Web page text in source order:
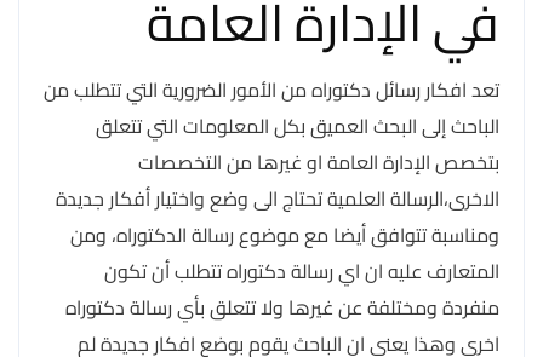
في الإدارة العامة
تعد افكار رسائل دكتوراه من الأمور الضرورية التي تتطلب من
الباحث إلى البحث العميق بكل المعلومات التي تتعلق
بتخصص الإدارة العامة او غيرها من التخصصات
الاخرى،الرسالة العلمية تحتاج الى وضع واختيار أفكار جديدة
ومناسبة تتوافق أيضا مع موضوع رسالة الدكتوراه، ومن
المتعارف عليه ان اي رسالة دكتوراه تتطلب أن تكون
منفردة ومختلفة عن غيرها ولا تتعلق بأي رسالة دكتوراه
اخرى وهذا يعني ان الباحث يقوم بوضع افكار جديدة لم